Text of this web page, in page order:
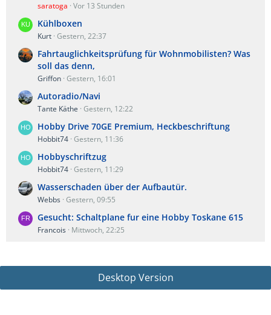
saratoga Vor 13 Stunden
Kühlboxen
Kurt Gestern, 22:37
Fahrtauglichkeitsprüfung für Wohnmobilisten? Was
soll das denn,
Griffon Gestern, 16:01
Autoradio/Navi
Tante Käthe Gestern, 12:22
Hobby Drive 70GE Premium, Heckbeschriftung
Hobbit74 Gestern, 11:36
Hobbyschriftzug
Hobbit74 Gestern, 11:29
Wasserschaden über der Aufbautür.
Webbs Gestern, 09:55
Gesucht: Schaltplane fur eine Hobby Toskane 615
Francois Mittwoch, 22:25
Desktop Version